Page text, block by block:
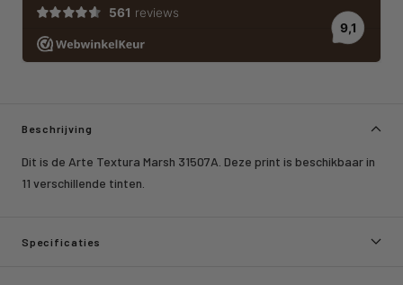
Beschrijving
Dit is de Arte Textura Marsh 31507A. Deze print is beschikbaar in
11 verschillende tinten.
Specificaties